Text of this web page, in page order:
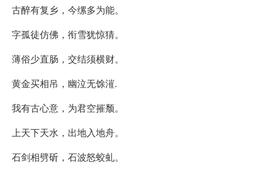
古醉有复乡，今缧多为能。
字孤徒仿佛，衔雪犹惊猜。
薄俗少直肠，交结须横财。
黄金买相吊，幽泣无馀漼.
我有古心意，为君空摧颓。
上天下天水，出地入地舟。
石剑相劈斫，石波怒蛟虬。